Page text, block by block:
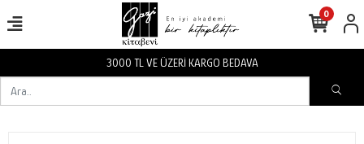
3000 TL VE ÜZERİ KARGO BEDAVA
0